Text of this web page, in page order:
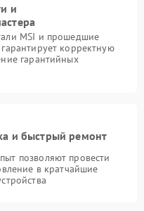
и
MSI и прошедшие
корректную
гарантийных
и быстрый ремонт
позволяют провести
в кратчайшие